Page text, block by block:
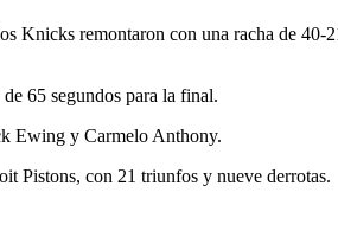
Knicks remontaron con una racha de 40-
65 segundos para la final.
Ewing y Carmelo Anthony.
Pistons, con 21 triunfos y nueve derrotas.